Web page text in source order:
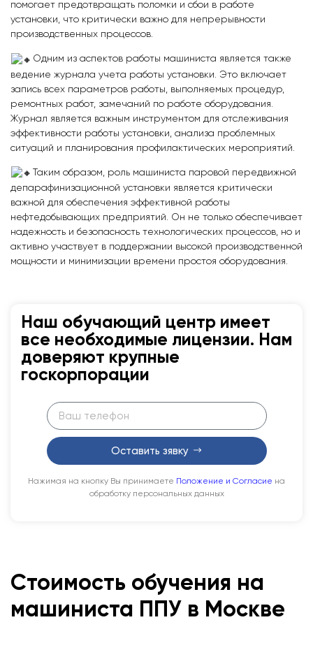
помогает предотвращать поломки и сбои в работе
установки, что критически важно для непрерывности
производственных процессов.
Одним из аспектов работы машиниста является также
ведение журнала учета работы установки. Это включает
запись всех параметров работы, выполняемых процедур,
ремонтных работ, замечаний по работе оборудования.
Журнал является важным инструментом для отслеживания
эффективности работы установки, анализа проблемных
ситуаций и планирования профилактических мероприятий.
Таким образом, роль машиниста паровой передвижной
депарафинизационной установки является критически
важной для обеспечения эффективной работы
нефтедобывающих предприятий. Он не только обеспечивает
надежность и безопасность технологических процессов, но и
активно участвует в поддержании высокой производственной
мощности и минимизации времени простоя оборудования.
Наш обучающий центр имеет
все необходимые лицензии. Нам
доверяют крупные
госкорпорации
Оставить зявку
Нажимая на кнопку Вы принимаете Положение и Согласие на
обработку персональных данных
Стоимость обучения на
машиниста ППУ в Москве